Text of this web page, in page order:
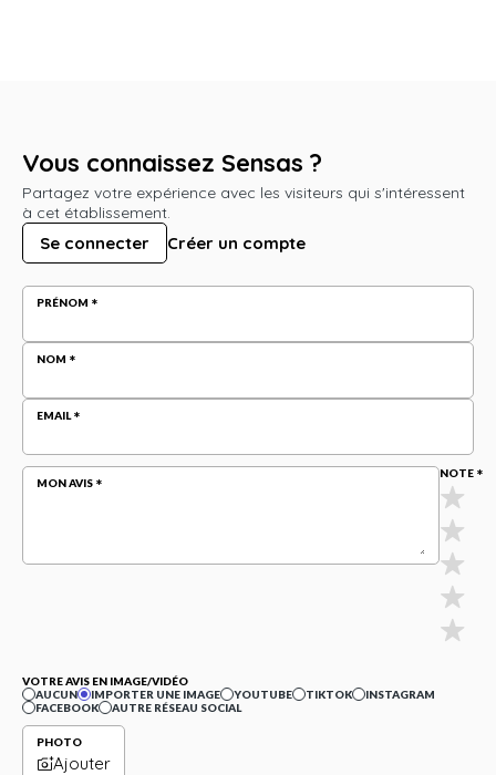
Vous connaissez Sensas ?
Partagez votre expérience avec les visiteurs qui s'intéressent
à cet établissement.
Se connecter Créer un compte
PRÉNOM
NOM
EMAIL
MON AVIS
NOTE
VOTRE AVIS EN IMAGE/VIDÉO
AUCUN
IMPORTER UNE IMAGE YOUTUBE TIKTOK
INSTAGRAM
FACEBOOK
AUTRE RÉSEAU SOCIAL
PHOTO
Ajouter